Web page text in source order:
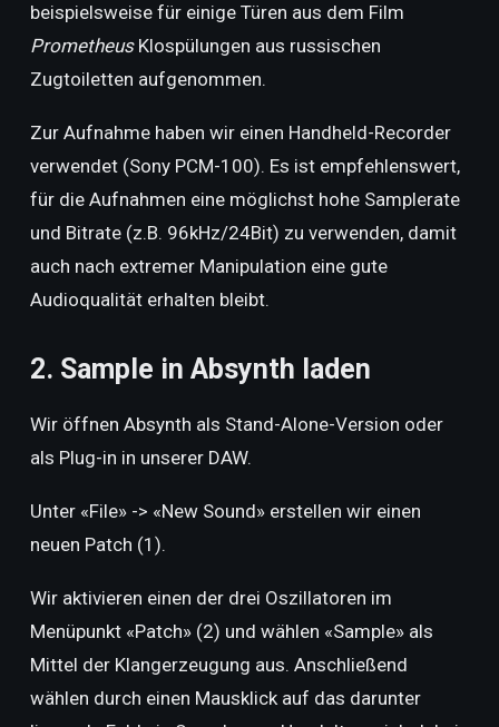
beispielsweise für einige Türen aus dem Film
PrometheusKlospülungen aus russischen
Zugtoiletten aufgenommen.
Zur Aufnahme haben wir einen Handheld-Recorder
verwendet (Sony PCM-100). Es ist empfehlenswert,
für die Aufnahmen eine möglichst hohe Samplerate
und Bitrate (z.B. 96kHz/24Bit) zu verwenden, damit
auch nach extremer Manipulation eine gute
Audioqualität erhalten bleibt.
2. Sample in Absynth laden
Wir öffnen Absynth als Stand-Alone-Version oder
als Plug-in in unserer DAW.
Unter «File» -> «New Sound» erstellen wir einen
neuen Patch (1).
Wir aktivieren einen der drei Oszillatoren im
Menüpunkt «Patch» (2) und wählen «Sample» als
Mittel der Klangerzeugung aus. Anschließend
wählen durch einen Mausklick auf das darunter